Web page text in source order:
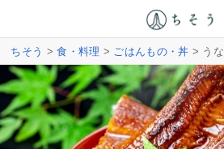
ちそう >食・料理 > ごはんもの・丼 > う